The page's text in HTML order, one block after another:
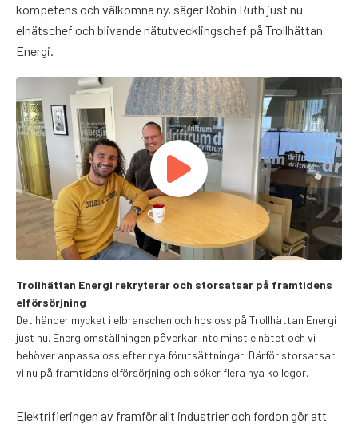
kompetens och välkomna ny, säger Robin Ruth just nu
elnätschef och blivande nätutvecklingschef på Trollhättan
Energi.
Trollhättan Energi rekryterar och storsatsar på framtidens
elförsörjning
Det händer mycket i elbranschen och hos oss på Trollhättan Energi
just nu. Energiomställningen påverkar inte minst elnätet och vi
behöver anpassa oss efter nya förutsättningar. Därför storsatsar
vi nu på framtidens elförsörjning och söker flera nya kollegor.
Elektrifieringen av framför allt industrier och fordon gör att